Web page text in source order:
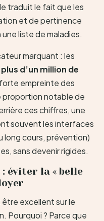
traduit le fait que les
et de pertinence
liste de maladies.
marquant : les
plus d’un million de
empreinte des
proportion notable de
ces chiffres, une
souvent les interfaces
long cours, prévention)
sans devenir rigides.
éviter la « belle
excellent sur le
Pourquoi ? Parce que